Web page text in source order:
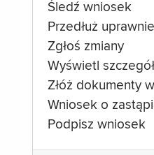
Śledź wniosek
Przedłuż
Zgłoś zmiany
Wyświetl
Złóż dokumenty
Wniosek o
Podpisz wniosek